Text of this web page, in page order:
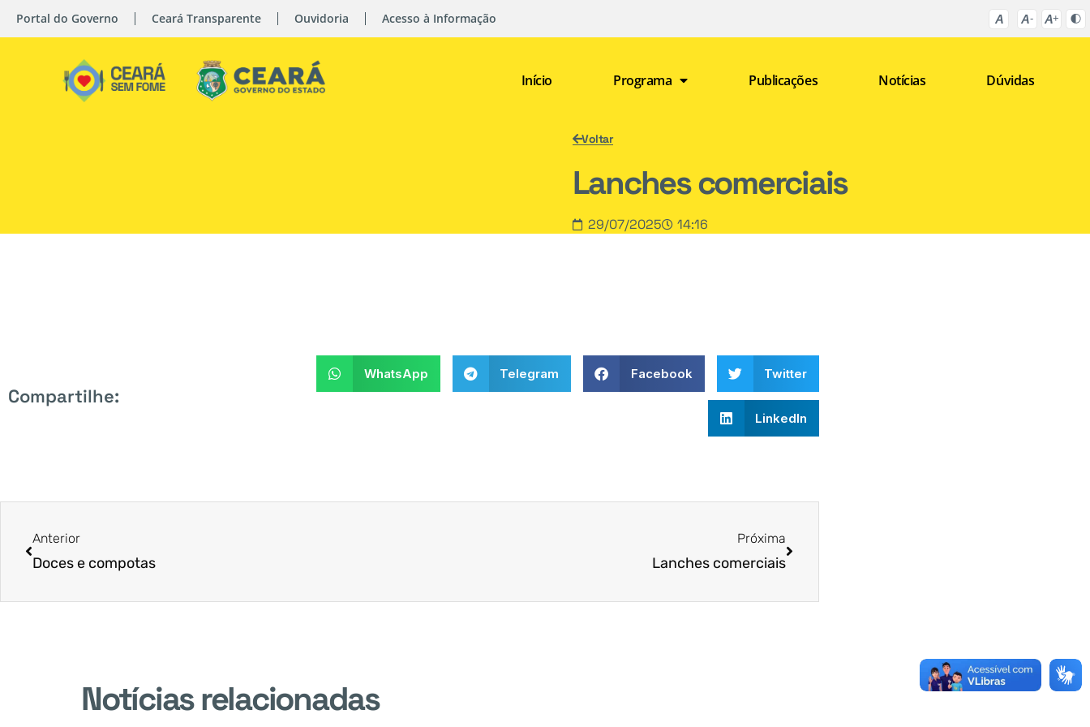
Portal do Governo Ceará Transparente Ouvidoria Acesso à Informação
Início Programa Publicações Notícias Dúvidas
Voltar
Lanches comerciais
29/07/2025 14:16
Compartilhe:
WhatsApp Telegram Facebook Twitter
LinkedIn
Anterior
Doces e compotas
Próxima
Lanches comerciais
Notícias relacionadas